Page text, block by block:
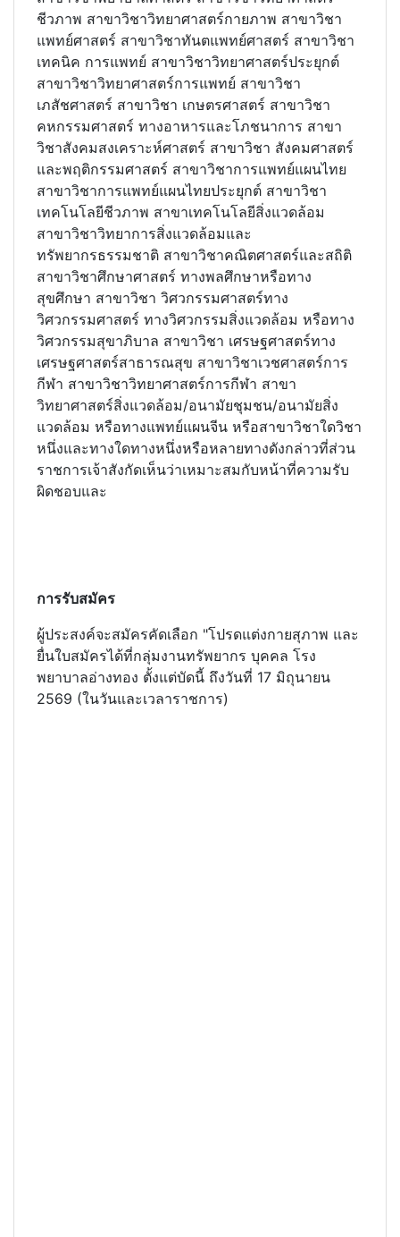
ชีวภาพ สาขาวิชาวิทยาศาสตร์กายภาพ สาขาวิชา
แพทย์ศาสตร์ สาขาวิชาทันตแพทย์ศาสตร์ สาขาวิชา
เทคนิค การแพทย์ สาขาวิชาวิทยาศาสตร์ประยุกต์
สาขาวิชาวิทยาศาสตร์การแพทย์ สาขาวิชา
เภสัชศาสตร์ สาขาวิชา เกษตรศาสตร์ สาขาวิชา
คหกรรมศาสตร์ ทางอาหารและโภชนาการ สาขา
วิชาสังคมสงเคราะห์ศาสตร์ สาขาวิชา สังคมศาสตร์
และพฤติกรรมศาสตร์ สาขาวิชาการแพทย์แผนไทย
สาขาวิชาการแพทย์แผนไทยประยุกต์ สาขาวิชา
เทคโนโลยีชีวภาพ สาขาเทคโนโลยีสิ่งแวดล้อม
สาขาวิชาวิทยาการสิ่งแวดล้อมและ
ทรัพยากรธรรมชาติ สาขาวิชาคณิตศาสตร์และสถิติ
สาขาวิชาศึกษาศาสตร์ ทางพลศึกษาหรือทาง
สุขศึกษา สาขาวิชา วิศวกรรมศาสตร์ทาง
วิศวกรรมศาสตร์ ทางวิศวกรรมสิ่งแวดล้อม หรือทาง
วิศวกรรมสุขาภิบาล สาขาวิชา เศรษฐศาสตร์ทาง
เศรษฐศาสตร์สาธารณสุข สาขาวิชาเวชศาสตร์การ
กีฬา สาขาวิชาวิทยาศาสตร์การกีฬา สาขา
วิทยาศาสตร์สิ่งแวดล้อม/อนามัยชุมชน/อนามัยสิ่ง
แวดล้อม หรือทางแพทย์แผนจีน หรือสาขาวิชาใดวิชา
หนึ่งและทางใดทางหนึ่งหรือหลายทางดังกล่าวที่ส่วน
ราชการเจ้าสังกัดเห็นว่าเหมาะสมกับหน้าที่ความรับ
ผิดชอบและ
การรับสมัคร
ผู้ประสงค์จะสมัครคัดเลือก "โปรดแต่งกายสุภาพ และ
ยื่นใบสมัครได้ที่กลุ่มงานทรัพยากร บุคคล โรง
พยาบาลอ่างทอง ตั้งแต่บัดนี้ ถึงวันที่ 17 มิถุนายน
2569 (ในวันและเวลาราชการ)